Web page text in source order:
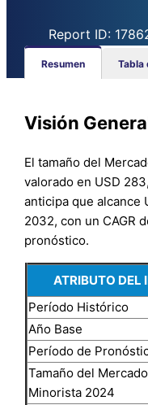
Report ID:
Resumen Tabla
Visión
El tamaño del
valorado en USD
anticipa que alcance
2032, con un CAGR
pronóstico.
ATRIBUTO DEL
Período Histórico
Año Base
Período de
Tamaño del
Minorista 2024